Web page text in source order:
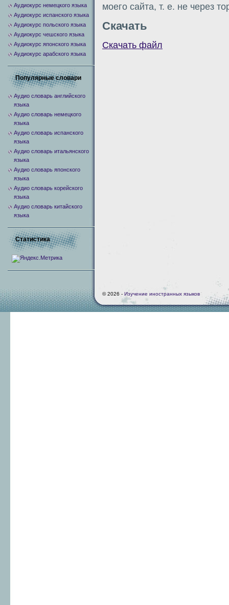
моего сайта, т. е. не через
Скачать
Скачать файл
Аудиокурс немецкого языка
Аудиокурс испанского языка
Аудиокурс польского языка
Аудиокурс чешского языка
Аудиокурс японского языка
Аудиокурс арабского языка
Популярные словари
Аудио словарь английского
языка
Аудио словарь немецкого
языка
Аудио словарь испанского
языка
Аудио словарь итальянского
языка
Аудио словарь японского
языка
Аудио словарь корейского
языка
Аудио словарь китайского
языка
Статистика
© 2026 - Изучение иностранных языков